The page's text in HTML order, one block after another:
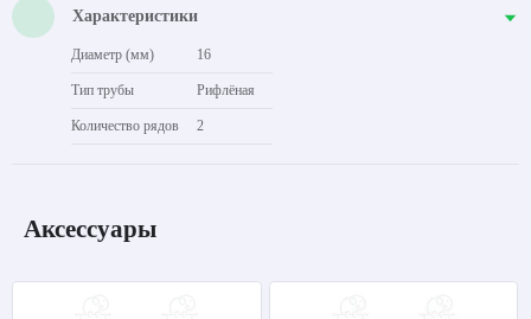
Характеристики
Диаметр (мм) 16
Тип трубы Рифлёная
Количество рядов 2
Аксессуары